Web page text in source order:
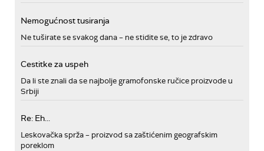
Nemogućnost tusiranja
Ne tuširate se svakog dana – ne stidite se, to je zdravo
Cestitke za uspeh
Da li ste znali da se najbolje gramofonske ručice proizvode u
Srbiji
Re: Eh...
Leskovačka sprža – proizvod sa zaštićenim geografskim
poreklom